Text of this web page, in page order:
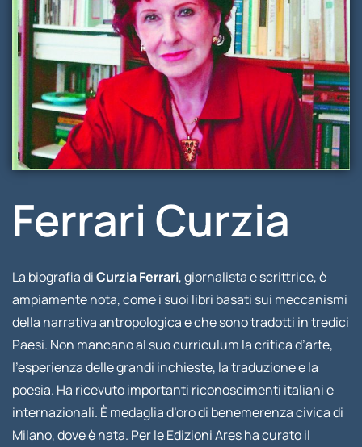
Ferrari Curzia
La biografia diCurzia Ferrari, giornalista e scrittrice, è
ampiamente nota, come i suoi libri basati sui meccanismi
della narrativa antropologica e che sono tradotti in tredici
Paesi. Non mancano al suo curriculum la critica d’arte,
l’esperienza delle grandi inchieste, la traduzione e la
poesia. Ha ricevuto importanti riconoscimenti italiani e
internazionali. È medaglia d’oro di benemerenza civica di
Milano, dove è nata. Per le Edizioni Ares ha curato il